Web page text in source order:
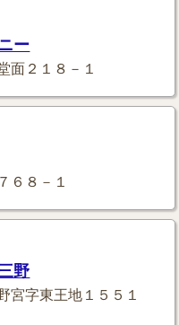
ー
面２１８－１
６８－１
野
宮字東王地１５５１